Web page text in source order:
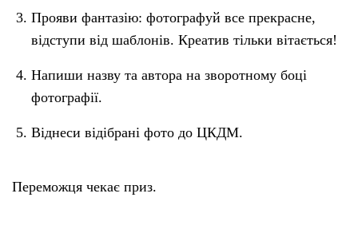
Прояви фантазію: фотографуй все прекрасне,
відступи від шаблонів. Креатив тільки вітається!
Напиши назву та автора на зворотному боці
фотографії.
Віднеси відібрані фото до ЦКДМ.
Переможця чекає приз.